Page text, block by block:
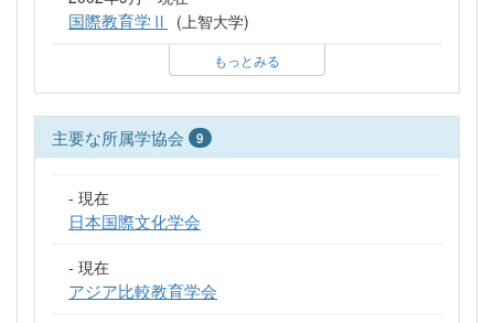
国際教育学Ⅱ (上智大学)
もっとみる
主要な所属学協会 9
- 現在
日本国際文化学会
- 現在
アジア比較教育学会